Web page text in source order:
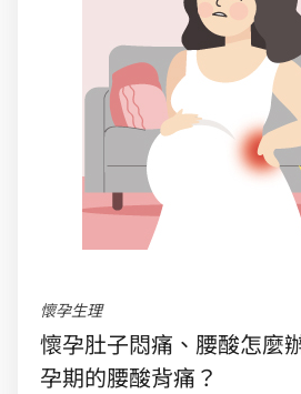
懷孕生理
懷孕肚子悶痛、腰酸怎麼
孕期的腰酸背痛？